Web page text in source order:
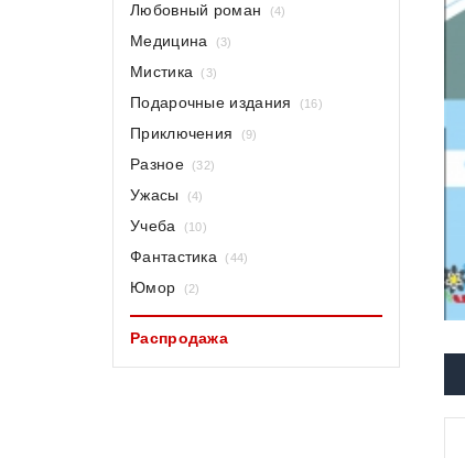
Любовный роман (4)
Медицина (3)
Мистика (3)
Подарочные издания (16)
Приключения (9)
Разное (32)
Ужасы (4)
Учеба (10)
Фантастика (44)
Юмор (2)
Распродажа